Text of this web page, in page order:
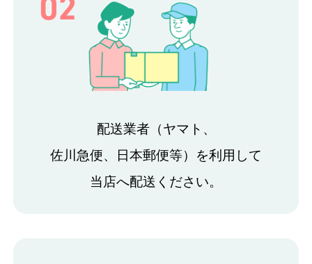
配送業者（ヤマト、
佐川急便、日本郵便等）を利用して
当店へ配送ください。